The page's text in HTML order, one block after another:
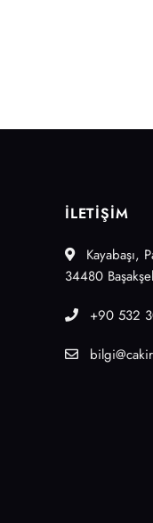
İLETİŞİM
Kayabaşı,
34480
+90 532